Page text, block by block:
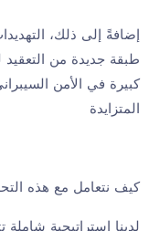
إضافةً إلى ذلك،
طبقة جديدة من
كبيرة في الأمن
المتزايدة
كيف نتعامل مع هذه
:لدينا استراتيجية